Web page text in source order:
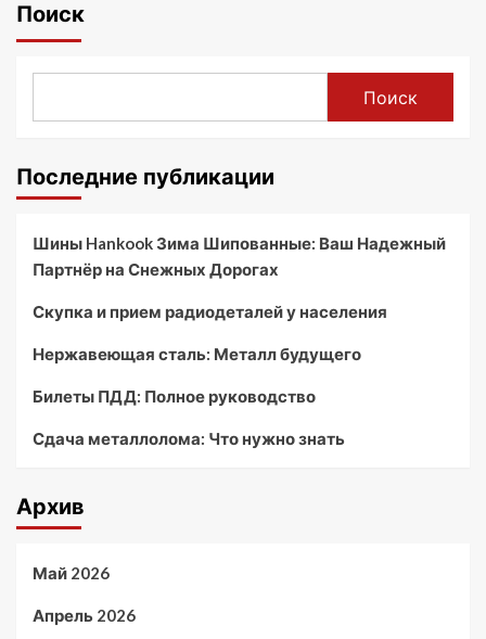
Поиск
Поиск
Последние публикации
Шины Hankook Зима Шипованные: Ваш Надежный
Партнёр на Снежных Дорогах
Скупка и прием радиодеталей у населения
Нержавеющая сталь: Металл будущего
Билеты ПДД: Полное руководство
Сдача металлолома: Что нужно знать
Архив
Май 2026
Апрель 2026